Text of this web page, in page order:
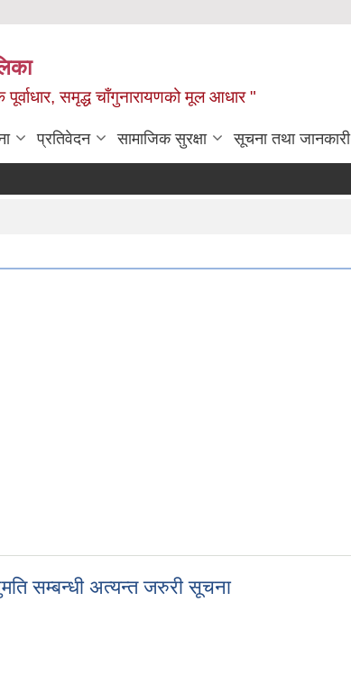
समृद्ध चाँगुनारायणको मूल आधार "
प्रतिवेदन सामाजिक सुरक्षा सूचना तथा जानकारी
सम्बन्धी अत्यन्त जरुरी सूचना